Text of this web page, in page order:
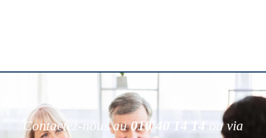
Contactez-nous au010 40 14 14
ou via